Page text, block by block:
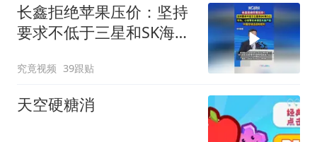
长鑫拒绝苹果压价：坚持
要求不低于三星和SK海力
定产能
究竟视频 39跟贴
天空硬糖消